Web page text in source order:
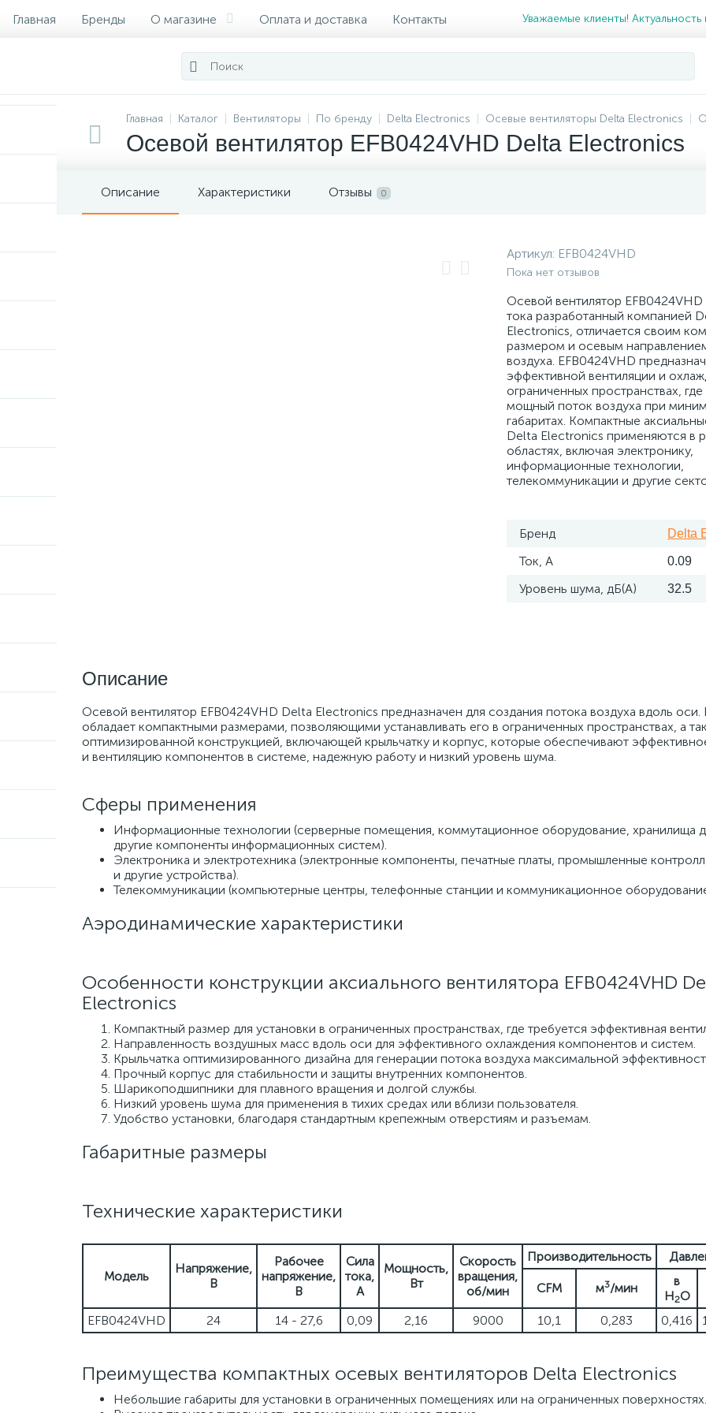
Главная Бренды О магазине Оплата и доставка Контакты Уважаемые клиенты!
Главная Каталог Вентиляторы По бренду Delta Electronics Осевые вентиляторы Delta Electronics
Осевой вентилятор EFB0424VHD Delta Electronics
Описание Характеристики Отзывы 0
Артикул: EFB0424VHD
Пока нет отзывов
Осевой вентилятор
тока разработанный компанией
Electronics, отличается своим
размером и осевым
воздуха. EFB0424VHD
эффективной вентиляции и
ограниченных пространствах, где
мощный поток воздуха при
габаритах. Компактные
Delta Electronics применяются в
областях, включая электронику,
информационные технологии,
телекоммуникации и другие
Бренд Delta
Ток, А 0.09
Уровень шума, дБ(А) 32.5
Описание
Осевой вентилятор EFB0424VHD Delta Electronics предназначен для создания потока воздуха вдоль оси.
обладает компактными размерами, позволяющими устанавливать его в ограниченных пространствах, а
оптимизированной конструкцией, включающей крыльчатку и корпус, которые обеспечивают
и вентиляцию компонентов в системе, надежную работу и низкий уровень шума.
Сферы применения
Информационные технологии (серверные помещения, коммутационное оборудование, хранилища
другие компоненты информационных систем).
Электроника и электротехника (электронные компоненты, печатные платы, промышленные
и другие устройства).
Телекоммуникации (компьютерные центры, телефонные станции и коммуникационное
Аэродинамические характеристики
Особенности конструкции аксиального вентилятора EFB0424VHD
Electronics
Компактный размер для установки в ограниченных пространствах, где требуется эффективная
Направленность воздушных масс вдоль оси для эффективного охлаждения компонентов и систем.
Крыльчатка оптимизированного дизайна для генерации потока воздуха максимальной
Прочный корпус для стабильности и защиты внутренних компонентов.
Шарикоподшипники для плавного вращения и долгой службы.
Низкий уровень шума для применения в тихих средах или вблизи пользователя.
Удобство установки, благодаря стандартным крепежным отверстиям и разъемам.
Габаритные размеры
Технические характеристики
Модель
Напряжение,
В
Рабочее
напряжение,
В
Сила
тока,
А
Мощность,
Вт
Скорость
вращения,
об/мин
Производительность
CFM м3/мин
в
H2O
EFB0424VHD
24 14 - 27,6 0,09 2,16 9000 10,1 0,283 0,416
Преимущества компактных осевых вентиляторов Delta Electronics
Небольшие габариты для установки в ограниченных помещениях или на ограниченных поверхностях.